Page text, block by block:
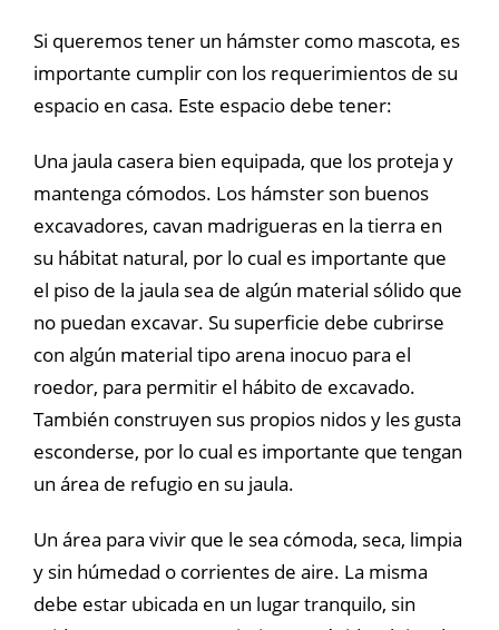
Si queremos tener un hámster como mascota, es
importante cumplir con los requerimientos de su
espacio en casa. Este espacio debe tener:
Una jaula casera bien equipada, que los proteja y
mantenga cómodos. Los hámster son buenos
excavadores, cavan madrigueras en la tierra en
su hábitat natural, por lo cual es importante que
el piso de la jaula sea de algún material sólido que
no puedan excavar. Su superficie debe cubrirse
con algún material tipo arena inocuo para el
roedor, para permitir el hábito de excavado.
También construyen sus propios nidos y les gusta
esconderse, por lo cual es importante que tengan
un área de refugio en su jaula.
Un área para vivir que le sea cómoda, seca, limpia
y sin húmedad o corrientes de aire. La misma
debe estar ubicada en un lugar tranquilo, sin